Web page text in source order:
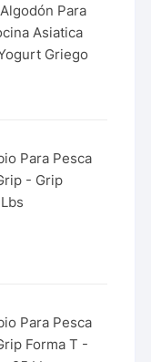
Para
Asiatica
Griego
Para Pesca
- Grip
Para Pesca
Forma T -